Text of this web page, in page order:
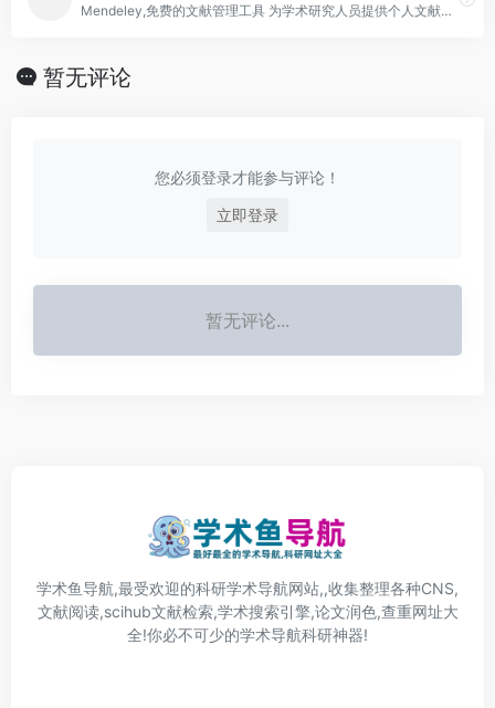
Mendeley,免费的文献管理工具 为学术研究人员提供个人文献库 引用管理和协作功能
暂无评论
您必须登录才能参与评论！
立即登录
暂无评论...
学术鱼导航,最受欢迎的科研学术导航网站,,收集整理各种CNS,
文献阅读,scihub文献检索,学术搜索引擎,论文润色,查重网址大
全!你必不可少的学术导航科研神器!